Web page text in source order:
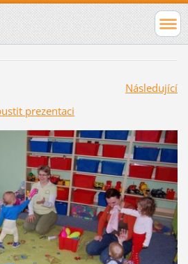
Následující
prezentaci